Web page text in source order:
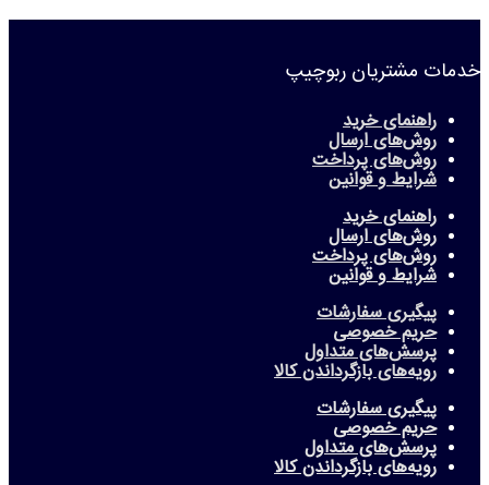
خدمات مشتریان ربوچیپ
راهنمای خرید
روش‌های ارسال
روش‌های پرداخت
شرایط و قوانین
راهنمای خرید
روش‌های ارسال
روش‌های پرداخت
شرایط و قوانین
پیگیری سفارشات
حریم خصوصی
پرسش‌های متداول
رویه‌های بازگرداندن کالا
پیگیری سفارشات
حریم خصوصی
پرسش‌های متداول
رویه‌های بازگرداندن کالا